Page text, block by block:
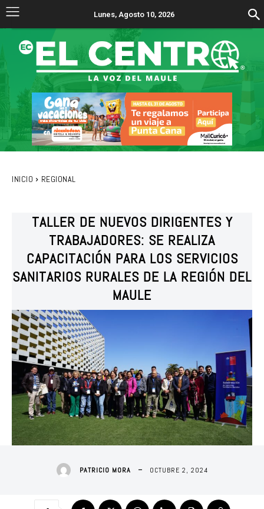
Lunes, Agosto 10, 2026
INICIO REGIONAL
TALLER DE NUEVOS DIRIGENTES Y
TRABAJADORES: SE REALIZA
CAPACITACIÓN PARA LOS SERVICIOS
SANITARIOS RURALES DE LA REGIÓN DEL
MAULE
PATRICIO MORA OCTUBRE 2, 2024